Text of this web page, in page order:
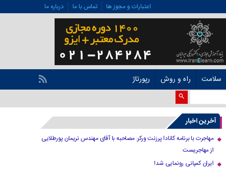
اعتبارات و مجوز ها تماس با ما درباره ما
سلامت راه و روش رپورتاژ
آخرین اخبار
مهاجرت با برنامه کانادا پرزنت ورکر: مصاحبه با آقای مهندس نریمان پورطلایی
از مهاجریست
ایران کمپانی رونمایی شد!